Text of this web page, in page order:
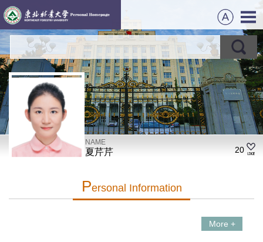
NAME
夏芹芹 20
PErsonal Information
More +